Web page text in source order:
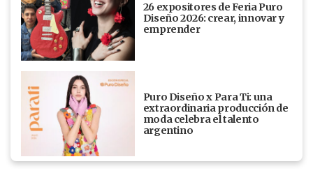
26 expositores de Feria Puro
Diseño 2026: crear, innovar y
emprender
Puro Diseño x Para Ti: una
extraordinaria producción de
moda celebra el talento
argentino